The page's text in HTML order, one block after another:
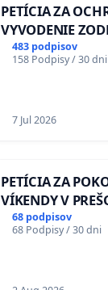
PETÍCIA ZA
VYVODENIE
DLHOROČNÚ
ZLYHANIE ŠTÁTU
483 podpisov
158 Podpisy / 30 dni
7 Jul 2026
PETÍCIA ZA
VÍKENDY V
STAVEBNÉ
OD 9.00 DO
68 podpisov
68 Podpisy / 30 dni